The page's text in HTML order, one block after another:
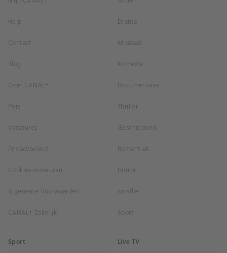
Help
Contact
Blog
Over CANAL+
Pers
Vacatures
Privacybeleid
Cookievoorkeuren
Algemene Voorwaarden
CANAL+ Zakelijk
Drama
Misdaad
Komedie
Documentaire
Thriller
Geschiedenis
Romantiek
Horror
Familie
Sport
Sport Live TV